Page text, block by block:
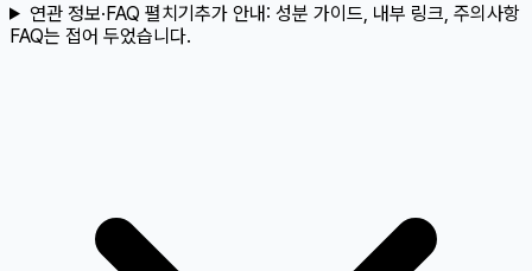
연관 정보·FAQ 펼치기추가 안내: 성분 가이드, 내부 링크, 주의사항
FAQ는 접어 두었습니다.